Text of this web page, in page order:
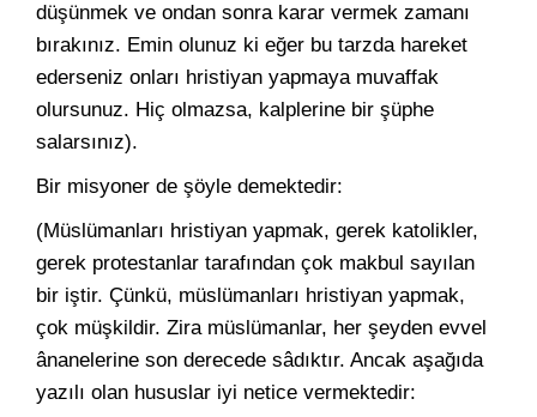
düşünmek ve ondan sonra karar vermek zamanı
bırakınız. Emin olunuz ki eğer bu tarzda hareket
ederseniz onları hristiyan yapmaya muvaffak
olursunuz. Hiç olmazsa, kalplerine bir şüphe
salarsınız).
Bir misyoner de şöyle demektedir:
(Müslümanları hristiyan yapmak, gerek katolikler,
gerek protestanlar tarafından çok makbul sayılan
bir iştir. Çünkü, müslümanları hristiyan yapmak,
çok müşkildir. Zira müslümanlar, her şeyden evvel
ânanelerine son derecede sâdıktır. Ancak aşağıda
yazılı olan hususlar iyi netice vermektedir: